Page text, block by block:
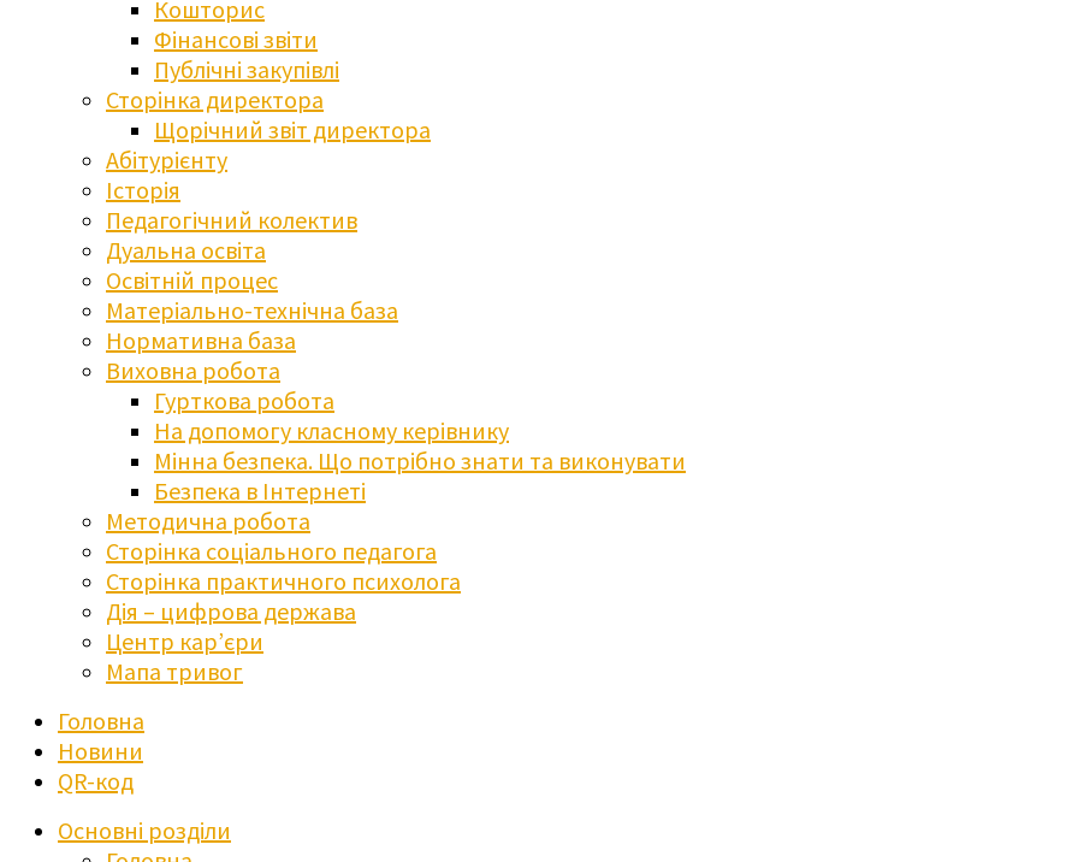
Кошторис
Фінансові звіти
Публічні закупівлі
Сторінка директора
Щорічний звіт директора
Абітурієнту
Історія
Педагогічний колектив
Дуальна освіта
Освітній процес
Матеріально-технічна база
Нормативна база
Виховна робота
Гурткова робота
На допомогу класному керівнику
Мінна безпека. Що потрібно знати та виконувати
Безпека в Інтернеті
Методична робота
Сторінка соціального педагога
Сторінка практичного психолога
Дія – цифрова держава
Центр кар’єри
Мапа тривог
Головна
Новини
QR-код
Основні розділи